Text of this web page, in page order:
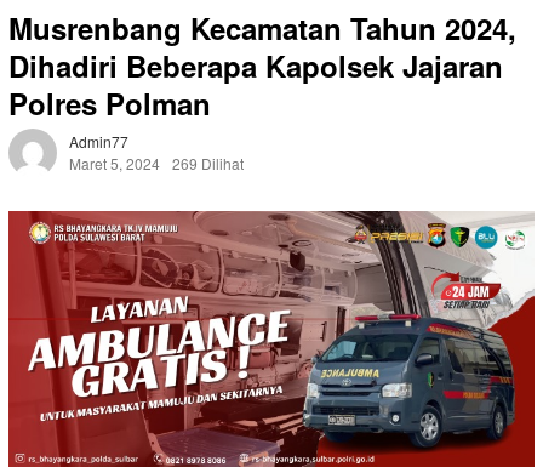
Musrenbang Kecamatan Tahun 2024,
Dihadiri Beberapa Kapolsek Jajaran
Polres Polman
Admin77
Maret 5, 2024 269 Dilihat